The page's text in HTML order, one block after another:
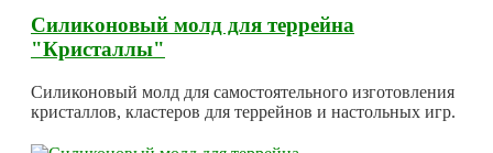
Силиконовый молд для террейна
"Кристаллы"
Силиконовый молд для самостоятельного изготовления
кристаллов, кластеров для террейнов и настольных игр.